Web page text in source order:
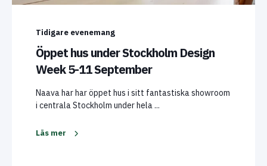
Tidigare evenemang
Öppet hus under Stockholm Design
Week 5-11 September
Naava har har öppet hus i sitt fantastiska showroom
i centrala Stockholm under hela ...
Läs mer